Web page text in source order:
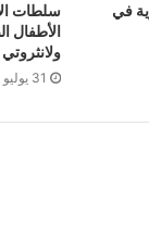
في
سلطات
الأطفال
ولانثروتي
31 يوليو 2026